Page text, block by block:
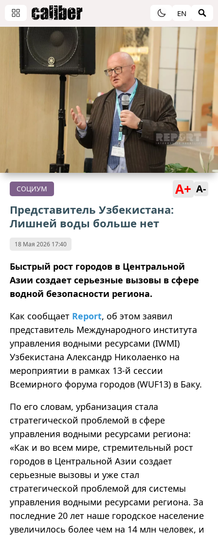
EN
СОЦИУМ A+ A-
Представитель Узбекистана:
Лишней воды больше нет
18 Мая 2026 17:40
Быстрый рост городов в Центральной
Азии создает серьезные вызовы в сфере
водной безопасности региона.
Как сообщает Report, об этом заявил
представитель Международного института
управления водными ресурсами (IWMI)
Узбекистана Александр Николаенко на
мероприятии в рамках 13-й сессии
Всемирного форума городов (WUF13) в Баку.
По его словам, урбанизация стала
стратегической проблемой в сфере
управления водными ресурсами региона:
«Как и во всем мире, стремительный рост
городов в Центральной Азии создает
серьезные вызовы и уже стал
стратегической проблемой для системы
управления водными ресурсами региона. За
последние 20 лет наше городское население
увеличилось более чем на 14 млн человек, и